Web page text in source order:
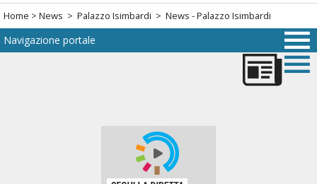
menù
di
Home > News > Palazzo Isimbardi > News - Palazzo Isimbardi
Navigazione portale